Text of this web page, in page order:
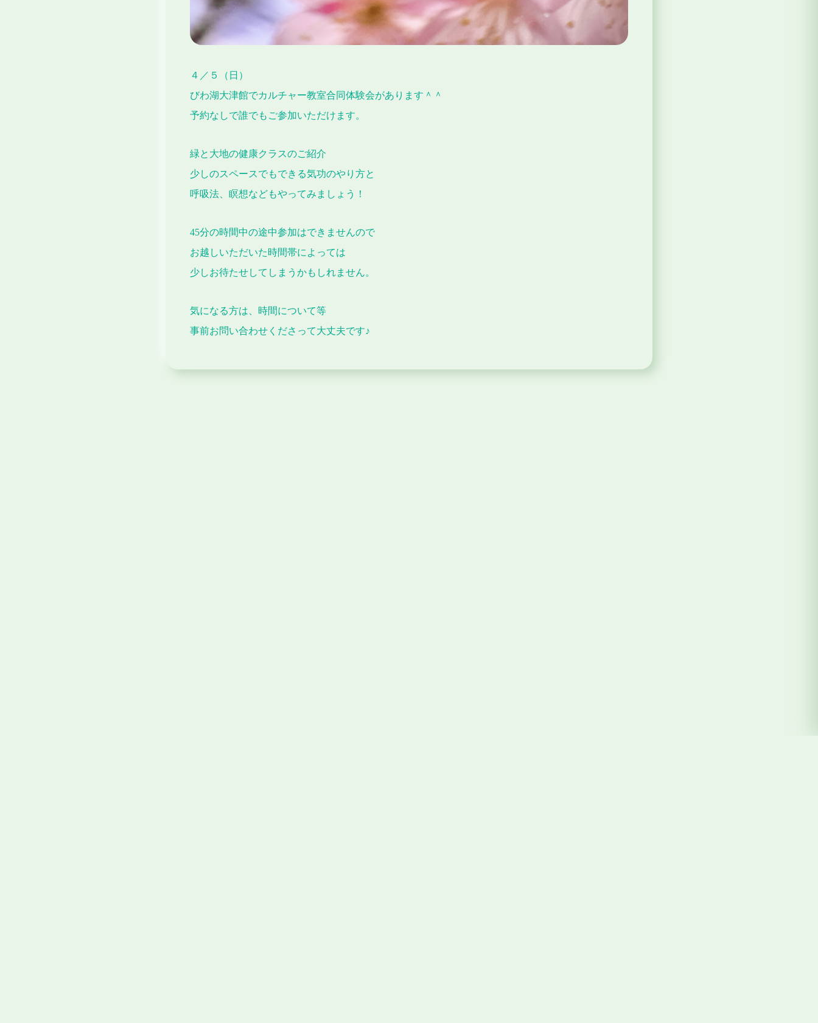
４／５（日）
びわ湖大津館でカルチャー教室合同体験会があります＾＾
予約なしで誰でもご参加いただけます。
緑と大地の健康クラスのご紹介
少しのスペースでもできる気功のやり方と
呼吸法、瞑想などもやってみましょう！
45分の時間中の途中参加はできませんので
お越しいただいた時間帯によっては
少しお待たせしてしまうかもしれません。
気になる方は、時間について等
事前お問い合わせくださって大丈夫です♪